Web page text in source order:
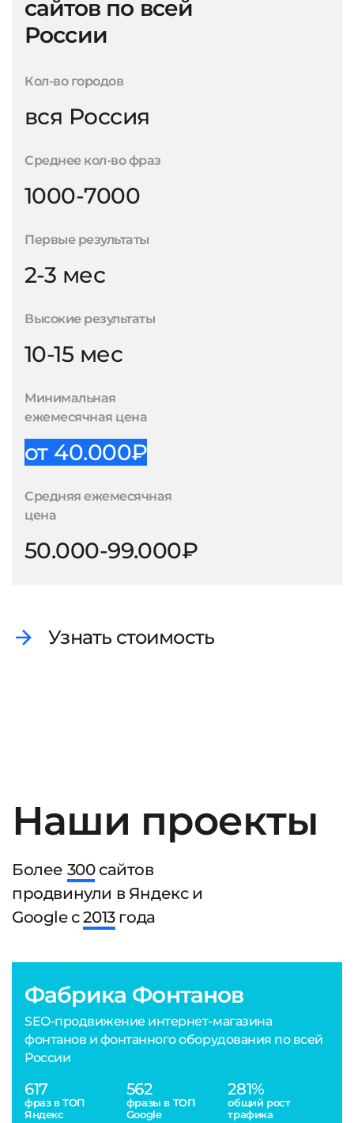
сайтов по всей
России
Кол-во городов
вся Россия
Среднее кол-во фраз
1000-7000
Первые результаты
2-3 мес
Высокие результаты
10-15 мес
Минимальная
ежемесячная цена
от 40.000₽
Средняя ежемесячная
цена
50.000-99.000₽
Узнать стоимость
Наши проекты
Более 300сайтов
продвинули в Яндекс и
Google с2013года
Фабрика Фонтанов
SEO-продвижение интернет-магазина
фонтанов и фонтанного оборудования по всей
России
617
фраз в ТОП
Яндекс
562
фразы в ТОП
Google
281%
общий рост
трафика